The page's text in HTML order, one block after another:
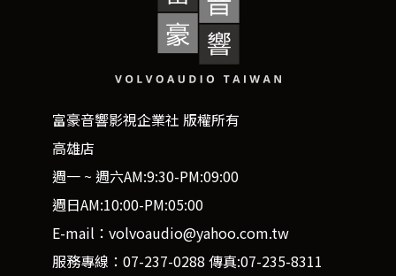
富豪音響影視企業社 版權所有
高雄店
週一 ~ 週六AM:9:30-PM:09:00
週日AM:10:00-PM:05:00
E-mail：volvoaudio@yahoo.com.tw
服務專線：07-237-0288 傳真:07-235-8311